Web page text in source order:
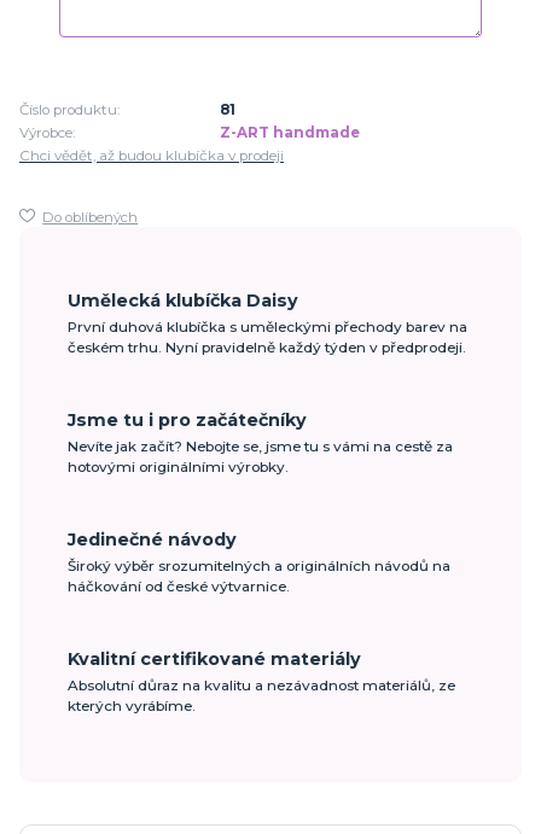
Číslo produktu:
81
Výrobce:
Z-ART handmade
Chci vědět, až budou klubíčka v prodeji
Do oblíbených
Umělecká klubíčka Daisy
První duhová klubíčka s uměleckými přechody barev na
českém trhu. Nyní pravidelně každý týden v předprodeji.
Jsme tu i pro začátečníky
Nevíte jak začít? Nebojte se, jsme tu s vámi na cestě za
hotovými originálními výrobky.
Jedinečné návody
Široký výběr srozumitelných a originálních návodů na
háčkování od české výtvarnice.
Kvalitní certifikované materiály
Absolutní důraz na kvalitu a nezávadnost materiálů, ze
kterých vyrábíme.